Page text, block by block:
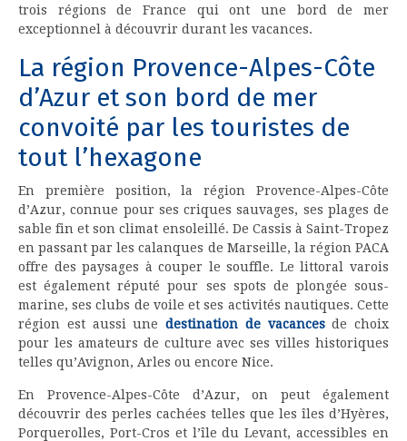
trois régions de France qui ont une bord de mer
exceptionnel à découvrir durant les vacances.
La région Provence-Alpes-Côte
d’Azur et son bord de mer
convoité par les touristes de
tout l’hexagone
En première position, la région Provence-Alpes-Côte
d’Azur, connue pour ses criques sauvages, ses plages de
sable fin et son climat ensoleillé. De Cassis à Saint-Tropez
en passant par les calanques de Marseille, la région PACA
offre des paysages à couper le souffle. Le littoral varois
est également réputé pour ses spots de plongée sous-
marine, ses clubs de voile et ses activités nautiques. Cette
région est aussi une destination de vacancesde choix
pour les amateurs de culture avec ses villes historiques
telles qu’Avignon, Arles ou encore Nice.
En Provence-Alpes-Côte d’Azur, on peut également
découvrir des perles cachées telles que les îles d’Hyères,
Porquerolles, Port-Cros et l’île du Levant, accessibles en